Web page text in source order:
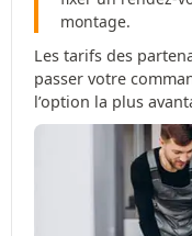
montage.
Les tarifs des
passer votre
l’option la plus